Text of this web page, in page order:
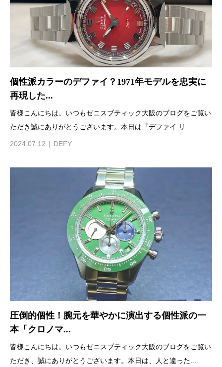
個性派カラーのデファイ？1971年モデルを忠実に
再現した...
皆様こんにちは。いつもゼニスブティック大阪のブログをご覧い
ただき誠にありがとうございます。本日は『デファイ リ...
2024.07.12 DEFY
圧倒的個性！腕元を華やかに演出する個性派の一
本「クロノマ...
皆様こんにちは。いつもゼニスブティック大阪のブログをご覧い
ただき、誠にありがとうございます。本日は、人と違った...